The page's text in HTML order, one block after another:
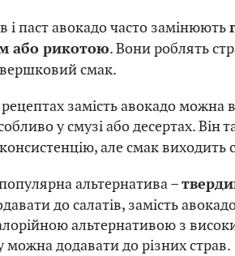
і паст авокадо часто замінюють
або рикотою. Вони роблять
смак.
замість авокадо можна
у смузі або десертах. Він
але смак
альтернатива –
до салатів, замість
альтернативою з
можна додавати до різних страв.